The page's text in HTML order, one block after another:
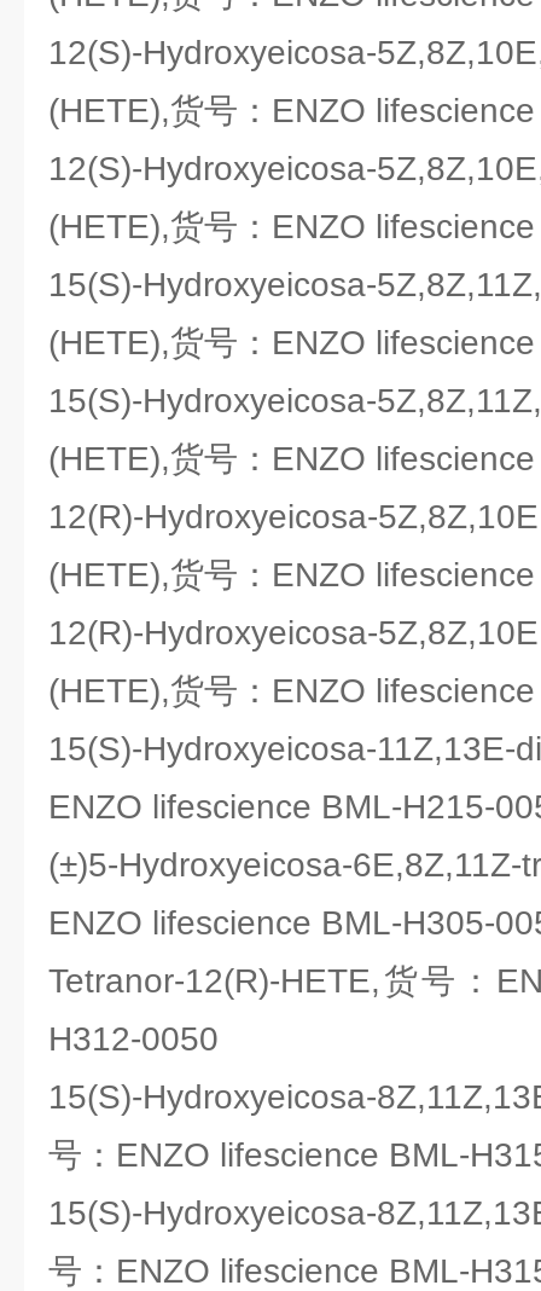
12(S)-Hydroxyeicosa-
(HETE),货号：ENZO
12(S)-Hydroxyeicosa-
(HETE),货号：ENZO
15(S)-Hydroxyeicosa-
(HETE),货号：ENZO
15(S)-Hydroxyeicosa-
(HETE),货号：ENZO
12(R)-Hydroxyeicosa-
(HETE),货号：ENZO
12(R)-Hydroxyeicosa-
(HETE),货号：ENZO
15(S)-Hydroxyeicosa-
ENZO lifescience BML-H215-
(±)5-Hydroxyeicosa-
ENZO lifescience BML-H305-
Tetranor-12(R)-HETE,货号：
H312-0050
15(S)-Hydroxyeicosa-
号：ENZO lifescience BML-
15(S)-Hydroxyeicosa-
号：ENZO lifescience BML-